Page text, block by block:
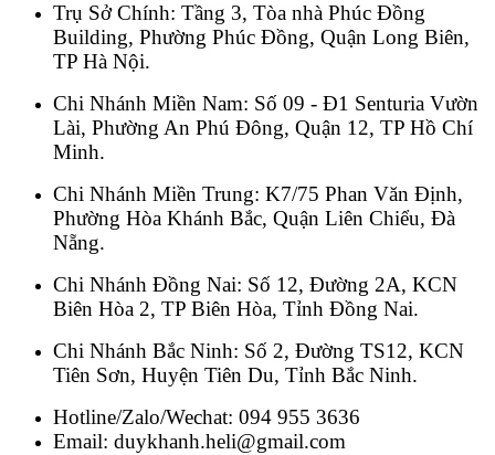
Trụ Sở Chính: Tầng 3, Tòa nhà Phúc Đồng
Building, Phường Phúc Đồng, Quận Long Biên,
TP Hà Nội.
Chi Nhánh Miền Nam: Số 09 - Đ1 Senturia Vườn
Lài, Phường An Phú Đông, Quận 12, TP Hồ Chí
Minh.
Chi Nhánh Miền Trung: K7/75 Phan Văn Định,
Phường Hòa Khánh Bắc, Quận Liên Chiểu, Đà
Nẵng.
Chi Nhánh Đồng Nai: Số 12, Đường 2A, KCN
Biên Hòa 2, TP Biên Hòa, Tỉnh Đồng Nai.
Chi Nhánh Bắc Ninh: Số 2, Đường TS12, KCN
Tiên Sơn, Huyện Tiên Du, Tỉnh Bắc Ninh.
Hotline/Zalo/Wechat: 094 955 3636
Email: duykhanh.heli@gmail.com